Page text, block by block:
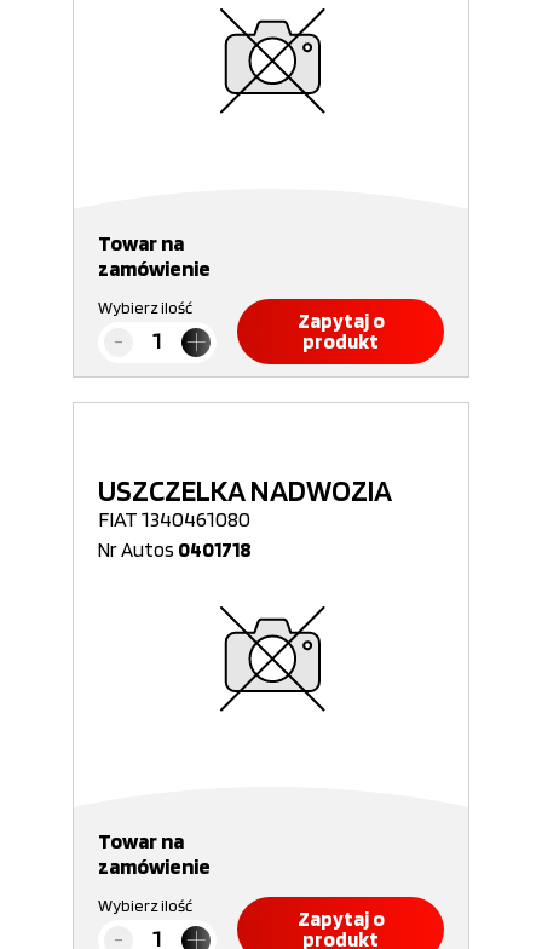
Towar na
zamówienie
Wybierz ilość
Zapytaj o
produkt
USZCZELKA NADWOZIA
FIAT 1340461080
Nr Autos 0401718
Towar na
zamówienie
Wybierz ilość
Zapytaj o
produkt